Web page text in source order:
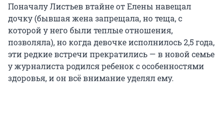
Поначалу Листьев втайне от Елены навещал
дочку (бывшая жена запрещала, но теща, с
которой у него были теплые отношения,
позволяла), но когда девочке исполнилось 2,5 года,
эти редкие встречи прекратились — в новой семье
у журналиста родился ребенок с особенностями
здоровья, и он всё внимание уделял ему.